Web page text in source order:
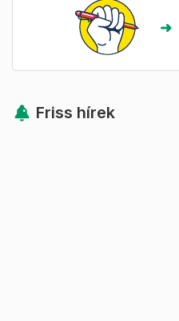
Friss hírek